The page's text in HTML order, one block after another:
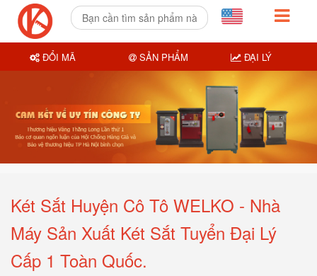
Két Sắt Huyện Cô Tô WELKO - Nhà
Máy Sản Xuất Két Sắt Tuyển Đại Lý
Cấp 1 Toàn Quốc.
ĐỔI MÃ SẢN PHẨM ĐẠI LÝ